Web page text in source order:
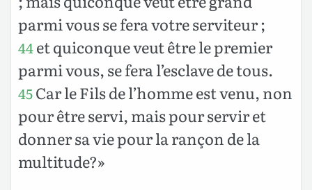
parmi vous se fera votre serviteur ;
44et quiconque veut être le premier
parmi vous, se fera l’esclave de tous.
45Car le Fils de l’homme est venu, non
pour être servi, mais pour servir et
donner sa vie pour la rançon de la
multitude?»